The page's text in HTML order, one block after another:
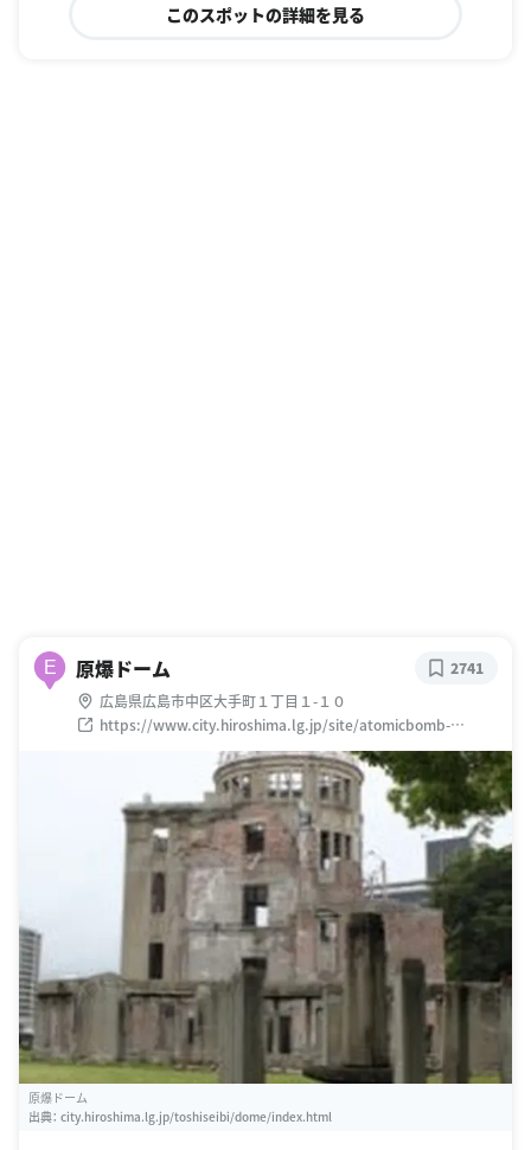
このスポットの詳細を見る
E 原爆ドーム
広島県広島市中区大手町１丁目１-１０
https://www.city.hiroshima.lg.jp/site/atomicbomb-
peace/163434.html
2741
原爆ドーム
出典： city.hiroshima.lg.jp/toshiseibi/dome/index.html